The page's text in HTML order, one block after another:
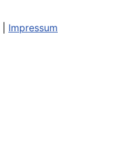
Impressum